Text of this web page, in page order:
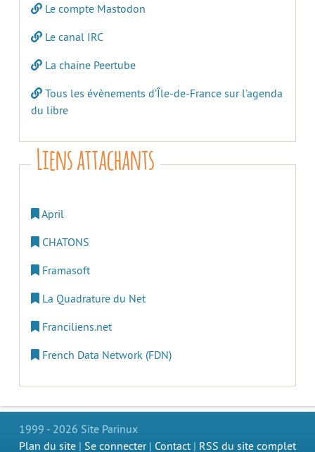
Le compte Mastodon
Le canal IRC
La chaine Peertube
Tous les évènements d’Île-de-France sur l’agenda
du libre
Liens attachants
April
CHATONS
Framasoft
La Quadrature du Net
Franciliens.net
French Data Network (FDN)
1999 - 2026 Site Parinux
Plan du site | Se connecter| Contact | RSS du site complet